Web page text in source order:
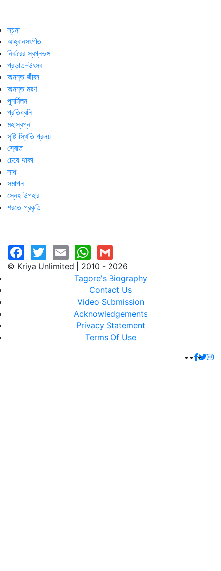
সূচনা
আহ্বানসংগীত
নির্ঝরের স্বপ্নভঙ্গ
প্রভাত-উৎসব
অনন্ত জীবন
অনন্ত মরণ
পুনর্মিলন
প্রতিধ্বনি
মহাস্বপ্ন
সৃষ্টি স্থিতি প্রলয়
স্রোত
চেয়ে থাকা
সাধ
সমাপন
স্নেহ উপহার
শরতে প্রকৃতি
© Kriya Unlimited | 2010 - 2026
Tagore's Biography
Contact Us
Video Submission
Acknowledgements
Privacy Statement
Terms Of Use